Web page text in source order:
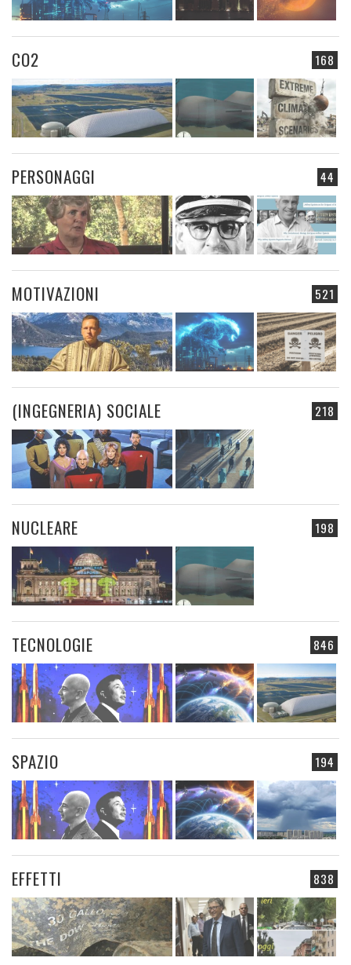
168
CO2
44
PERSONAGGI
521
MOTIVAZIONI
218
(INGEGNERIA) SOCIALE
198
NUCLEARE
846
TECNOLOGIE
194
SPAZIO
838
EFFETTI